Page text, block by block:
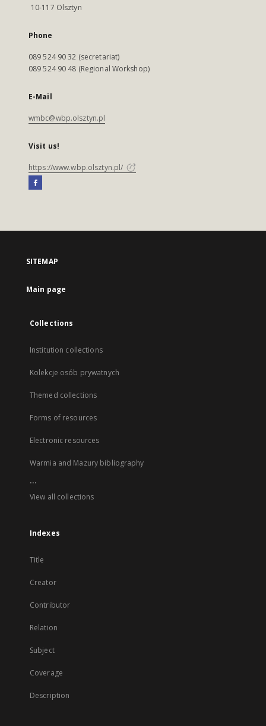
10-117 Olsztyn
Phone
089 524 90 32 (secretariat)
089 524 90 48 (Regional Workshop)
E-Mail
wmbc@wbp.olsztyn.pl
Visit us!
https://www.wbp.olsztyn.pl/
SITEMAP
Main page
Collections
Institution collections
Kolekcje osób prywatnych
Themed collections
Forms of resources
Electronic resources
Warmia and Mazury bibliography
...
View all collections
Indexes
Title
Creator
Contributor
Relation
Subject
Coverage
Description